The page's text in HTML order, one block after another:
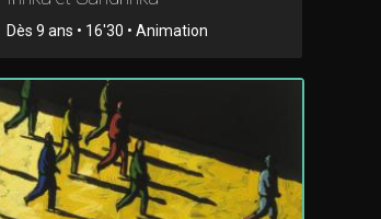
Dès 9 ans • 16'30 • Animation